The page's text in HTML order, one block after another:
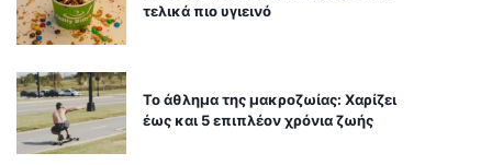
τελικά πιο υγιεινό
Το άθλημα της μακροζωίας: Χαρίζει
έως και 5 επιπλέον χρόνια ζωής